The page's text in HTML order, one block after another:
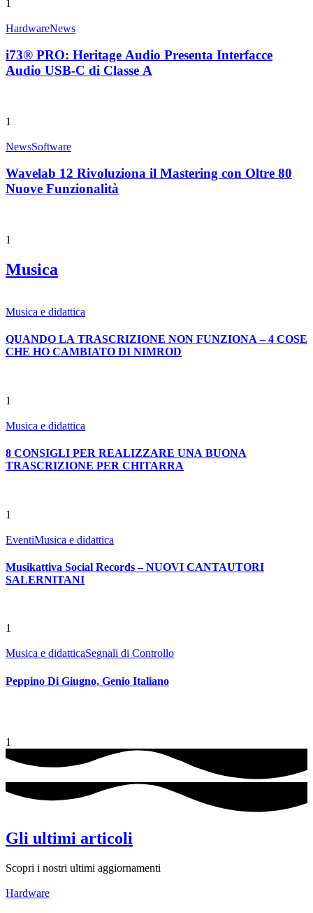
1
HardwareNews
i73® PRO: Heritage Audio Presenta Interfacce
Audio USB-C di Classe A
1
NewsSoftware
Wavelab 12 Rivoluziona il Mastering con Oltre 80
Nuove Funzionalità
1
Musica
Musica e didattica
QUANDO LA TRASCRIZIONE NON FUNZIONA – 4 COSE
CHE HO CAMBIATO DI NIMROD
1
Musica e didattica
8 CONSIGLI PER REALIZZARE UNA BUONA
TRASCRIZIONE PER CHITARRA
1
EventiMusica e didattica
Musikattiva Social Records – NUOVI CANTAUTORI
SALERNITANI
1
Musica e didatticaSegnali di Controllo
Peppino Di Giugno, Genio Italiano
1
Gli ultimi articoli
Scopri i nostri ultimi aggiornamenti
Hardware